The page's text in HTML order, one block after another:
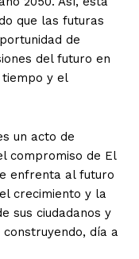
que las futuras
de
del futuro en
y el
un acto de
compromiso de El
enfrenta al futuro
crecimiento y la
sus ciudadanos y
día a